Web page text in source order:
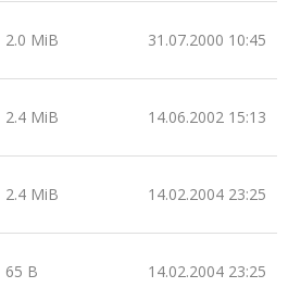
2.0 MiB 31.07.2000 10:45
2.4 MiB 14.06.2002 15:13
2.4 MiB 14.02.2004 23:25
65 B 14.02.2004 23:25